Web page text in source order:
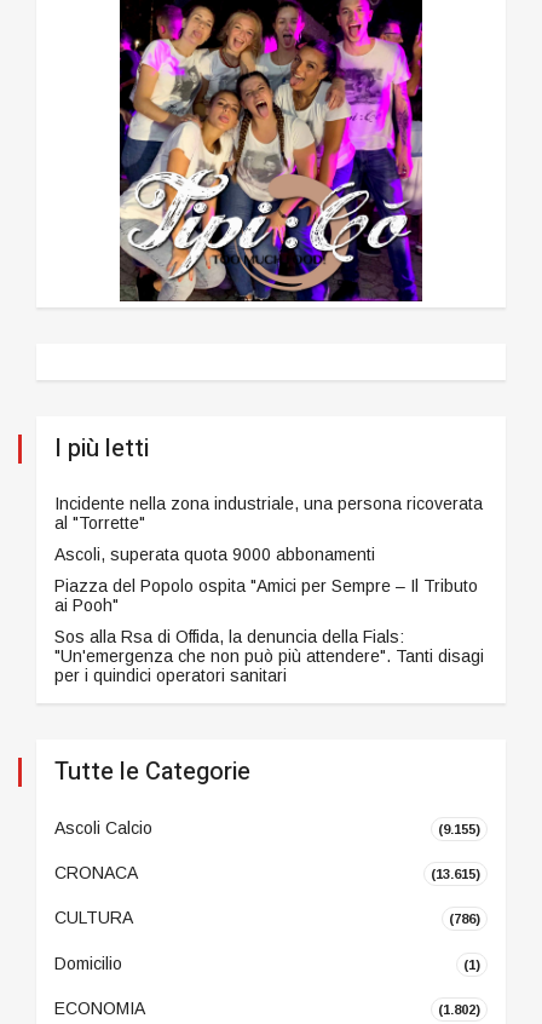
I più letti
Incidente nella zona industriale, una persona ricoverata
al "Torrette"
Ascoli, superata quota 9000 abbonamenti
Piazza del Popolo ospita "Amici per Sempre – Il Tributo
ai Pooh"
Sos alla Rsa di Offida, la denuncia della Fials:
"Un'emergenza che non può più attendere". Tanti disagi
per i quindici operatori sanitari
Tutte le Categorie
Ascoli Calcio (9.155)
CRONACA (13.615)
CULTURA (786)
Domicilio (1)
ECONOMIA (1.802)